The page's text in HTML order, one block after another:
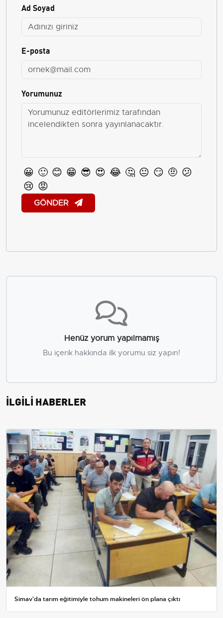
Ad Soyad
E-posta
Yorumunuz
😀 🙂 😊 😁 😎 😍 😂 🤔 😐 😏 🤨 😕
😢 😡
GÖNDER
Henüz yorum yapılmamış
Bu içerik hakkında ilk yorumu siz yapın!
İLGİLİ HABERLER
Simav'da tarım eğitimiyle tohum makineleri ön plana çıktı